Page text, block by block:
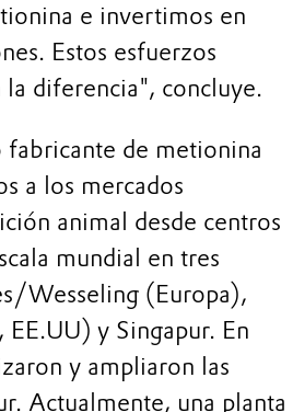
e invertimos en
Estos esfuerzos
la diferencia", concluye.
fabricante de metionina
a los mercados
animal desde centros
mundial en tres
Wesseling (Europa),
y Singapur. En
y ampliaron las
Actualmente, una planta